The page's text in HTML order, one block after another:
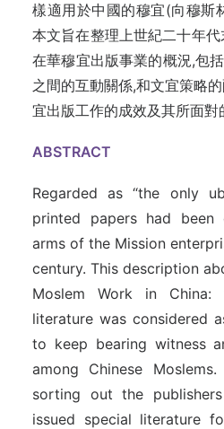
樣適用於中國的穆宜(向穆斯
本文旨在整理上世紀二十年
在華穆宜出版事業的概況,包
之間的互動關係,和文宜策略
宜出版工作的成效及其所面對
ABSTRACT
Regarded as “the only
printed papers had
arms of the Mission
century. This description
Moslem Work in China:
literature was considered
to keep bearing witness
among Chinese
sorting out the
issued special literature